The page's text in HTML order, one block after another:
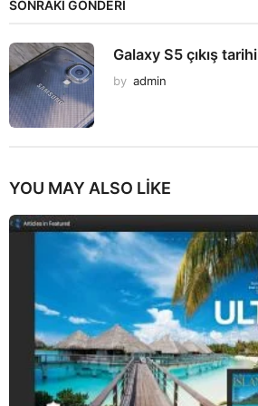
SONRAKİ GÖNDERİ
Galaxy S5 çıkış tarihi
by admin
YOU MAY ALSO LIKE